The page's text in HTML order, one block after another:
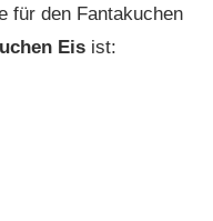
für den Fantakuchen
Eis ist: